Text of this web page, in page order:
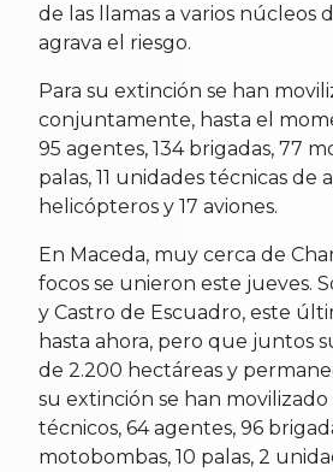
de las llamas a varios núcleos
agrava el riesgo.
Para su extinción se han
conjuntamente, hasta el
95 agentes, 134 brigadas, 77
palas, 11 unidades técnicas de
helicópteros y 17 aviones.
En Maceda, muy cerca de
focos se unieron este jueves.
y Castro de Escuadro, este
hasta ahora, pero que juntos
de 2.200 hectáreas y
su extinción se han
técnicos, 64 agentes, 96
motobombas, 10 palas, 2